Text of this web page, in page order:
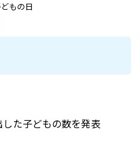
もの日
た子どもの数を発表